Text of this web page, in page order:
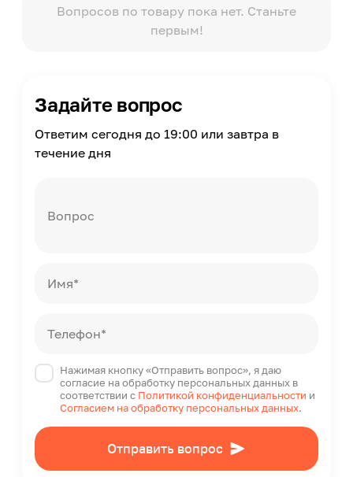
Хождение по полу через
Россия
Вопросов по товару пока нет. Станьте
первым!
Задайте вопрос
Ответим сегодня до 19:00 или завтра в
течение дня
Вопрос
Имя*
Телефон*
Нажимая кнопку «Отправить вопрос», я даю
согласие на обработку персональных данных в
соответствии с Политикой конфиденциальности и
Согласием на обработку персональных данных.
Отправить вопрос